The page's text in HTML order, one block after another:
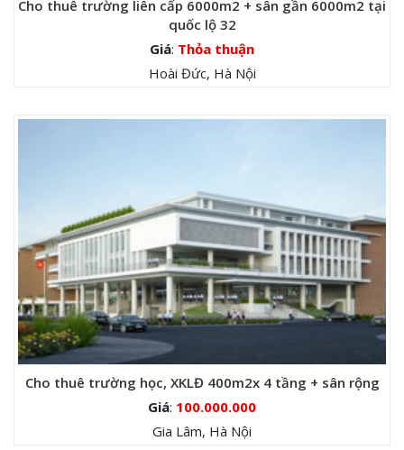
Cho thuê trường liên cấp 6000m2 + sân gần 6000m2 tại
quốc lộ 32
Giá: Thỏa thuận
Hoài Đức, Hà Nội
Cho thuê trường học, XKLĐ 400m2x 4 tầng + sân rộng
Giá: 100.000.000
Gia Lâm, Hà Nội